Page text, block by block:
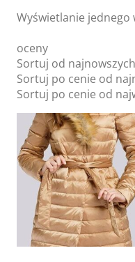
Sklep
Wyświetlanie jednego
oceny
Sortuj od najnowszych
Sortuj po cenie od
Sortuj po cenie od